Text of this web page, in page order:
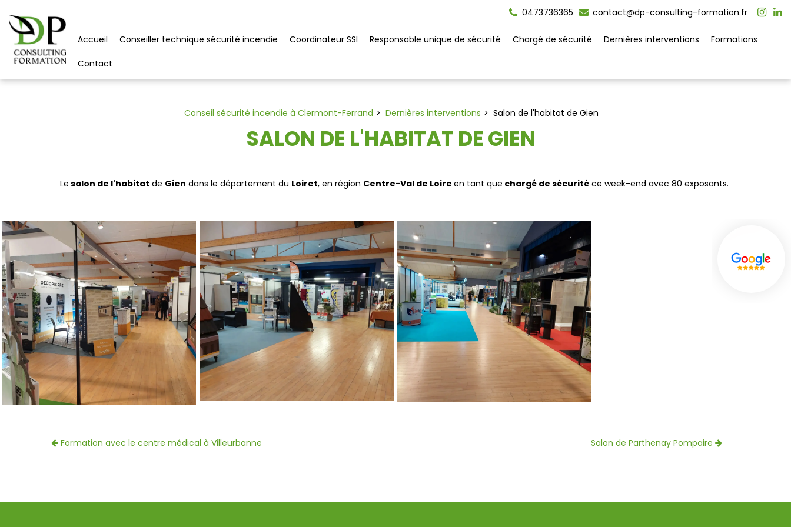
0473736365 contact@dp-consulting-formation.fr
Accueil Conseiller technique sécurité incendie Coordinateur SSI Responsable unique de sécurité Chargé de sécurité Dernières interventions Formations
Contact
Conseil sécurité incendie à Clermont-Ferrand Dernières interventions Salon de l'habitat de Gien
SALON DE L'HABITAT DE GIEN
Le salon de l'habitat de Gien dans le département du Loiret, en région Centre-Val de Loire en tant que chargé de sécurité ce week-end avec 80 exposants.
Formation avec le centre médical à Villeurbanne Salon de Parthenay Pompaire